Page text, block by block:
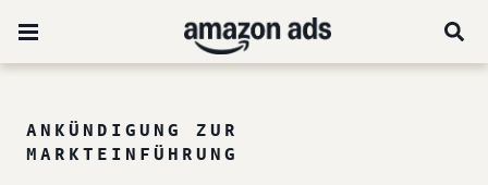
ANKÜNDIGUNG ZUR
MARKTEINFÜHRUNG